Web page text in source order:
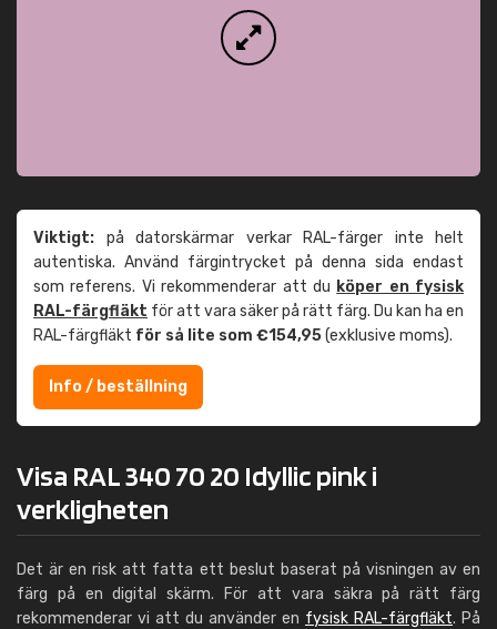
Viktigt: på datorskärmar verkar RAL-färger inte helt
autentiska. Använd färgintrycket på denna sida endast
som referens. Vi rekommenderar att du köper en fysisk
RAL-färgfläkt för att vara säker på rätt färg. Du kan ha en
RAL-färgfläkt för så lite som €154,95(exklusive moms).
Info / beställning
Visa RAL 340 70 20 Idyllic pink i
verkligheten
Det är en risk att fatta ett beslut baserat på visningen av en
färg på en digital skärm. För att vara säkra på rätt färg
rekommenderar vi att du använder en fysisk RAL-färgfläkt. På